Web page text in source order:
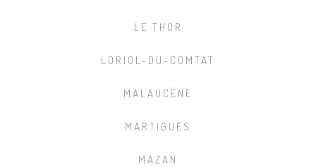
LE THOR
LORIOL-DU-COMTAT
MALAUCÈNE
MARTIGUES
MAZAN